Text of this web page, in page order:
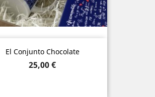
El Conjunto Chocolate
Precio
25,00 €